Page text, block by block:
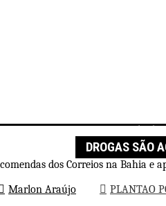
Drogas são
DROGAS SÃO
Marlon Araújo PLANTAO